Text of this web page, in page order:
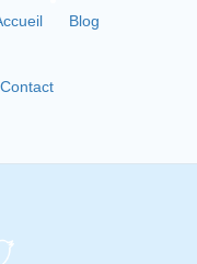
Blog
Contact